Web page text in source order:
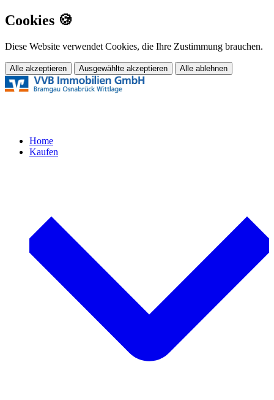
Cookies 🍪
Diese Website verwendet Cookies, die Ihre Zustimmung brauchen.
Alle akzeptieren Ausgewählte akzeptieren Alle ablehnen
Home
Kaufen